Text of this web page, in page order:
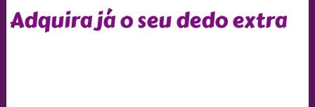
Adquira já o seu dedo extra